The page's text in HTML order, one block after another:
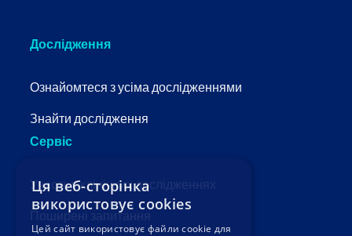
Дослідження
Ознайомтеся з усіма дослідженнями
Знайти дослідження
Сервіс
Участь у клінічних дослідженнях
Поширені запитання
Ця веб-сторінка
використовує cookies
Цей сайт використовує файли cookie для